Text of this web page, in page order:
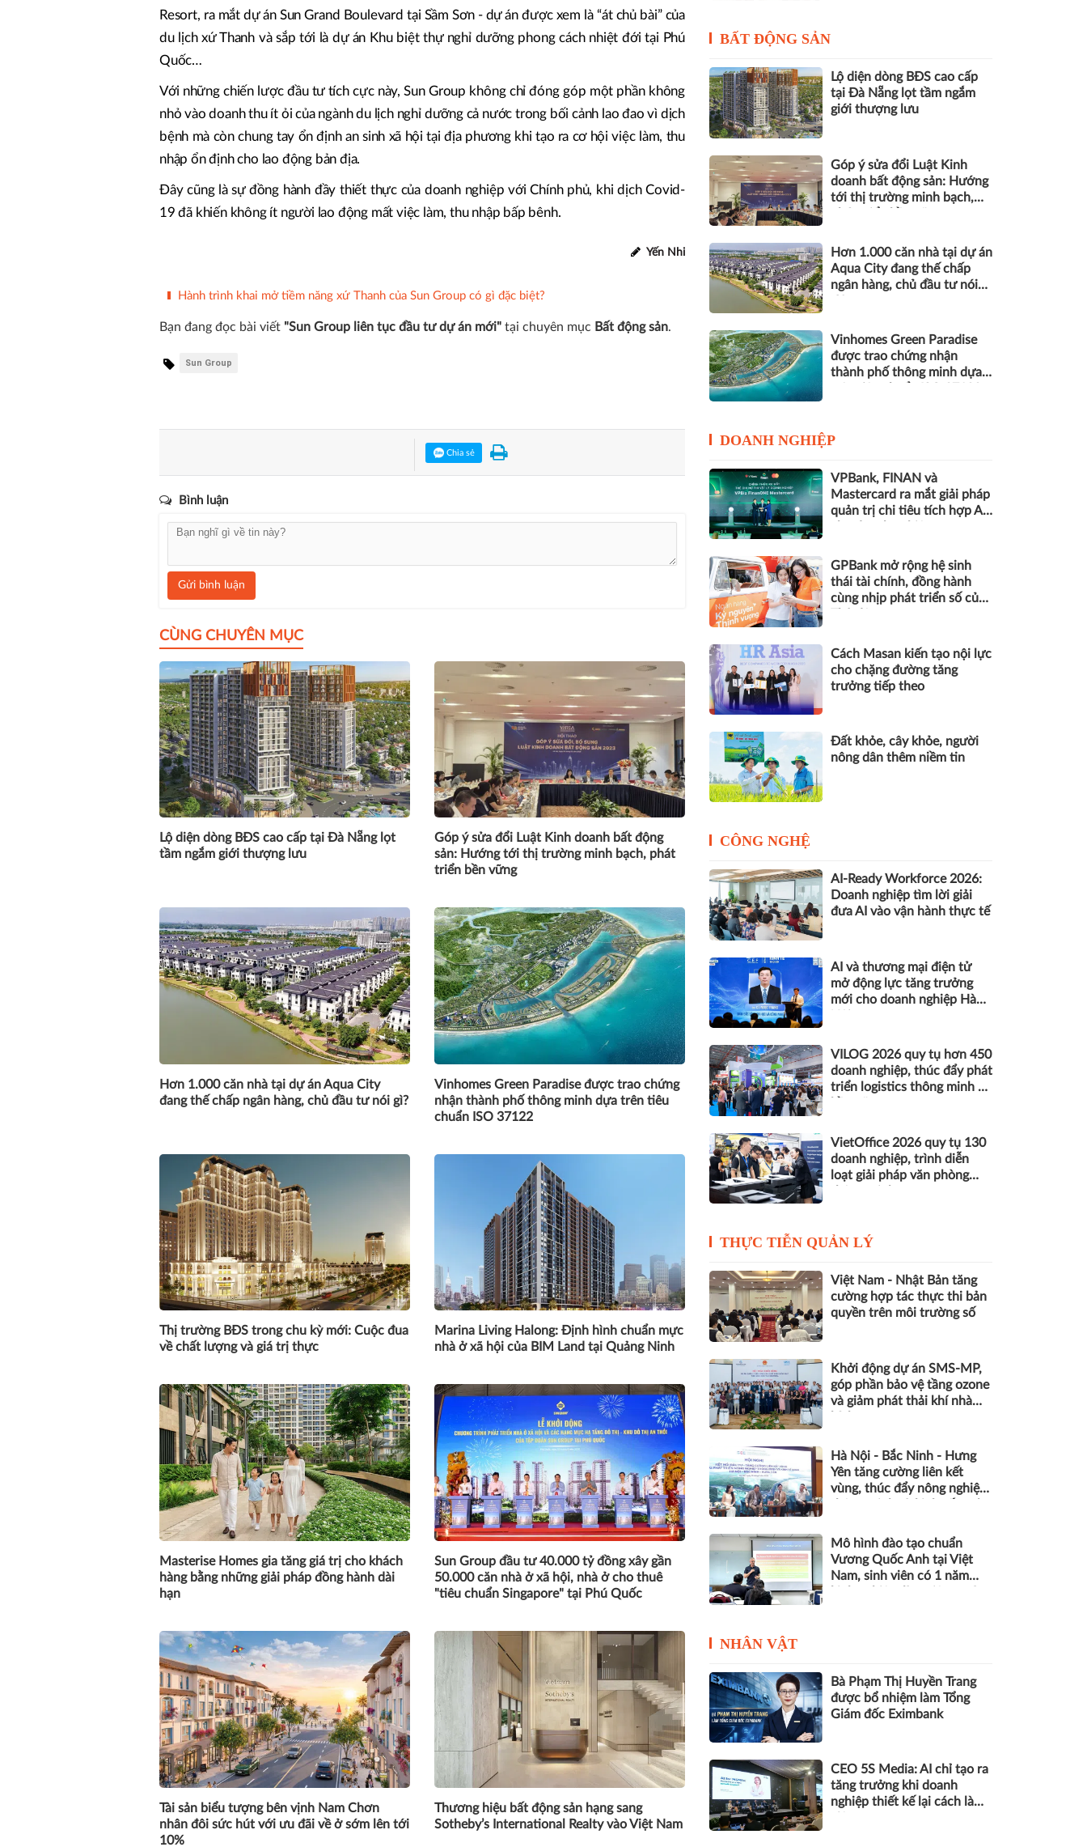
Resort, ra mắt dự án Sun Grand Boulevard tại Sầm Sơn - dự án được xem là “át chủ bài” của
du lịch xứ Thanh và sắp tới là dự án Khu biệt thự nghỉ dưỡng phong cách nhiệt đới tại Phú
Quốc…
Với những chiến lược đầu tư tích cực này, Sun Group không chỉ đóng góp một phần không
nhỏ vào doanh thu ít ỏi của ngành du lịch nghỉ dưỡng cả nước trong bối cảnh lao đao vì dịch
bệnh mà còn chung tay ổn định an sinh xã hội tại địa phương khi tạo ra cơ hội việc làm, thu
nhập ổn định cho lao động bản địa.
Đây cũng là sự đồng hành đầy thiết thực của doanh nghiệp với Chính phủ, khi dịch Covid-
19 đã khiến không ít người lao động mất việc làm, thu nhập bấp bênh.
Yến Nhi
Hành trình khai mở tiềm năng xứ Thanh của Sun Group có gì đặc biệt?
Bạn đang đọc bài viết "Sun Group liên tục đầu tư dự án mới" tại chuyên mục Bất động sản.
Sun Group
Chia sẻ
Bình luận
Gửi bình luận
CÙNG CHUYÊN MỤC
Lộ diện dòng BĐS cao cấp tại Đà Nẵng lọt
tầm ngắm giới thượng lưu
Góp ý sửa đổi Luật Kinh doanh bất động
sản: Hướng tới thị trường minh bạch, phát
triển bền vững
Hơn 1.000 căn nhà tại dự án Aqua City
đang thế chấp ngân hàng, chủ đầu tư nói gì?
Vinhomes Green Paradise được trao chứng
nhận thành phố thông minh dựa trên tiêu
chuẩn ISO 37122
Thị trường BĐS trong chu kỳ mới: Cuộc đua
về chất lượng và giá trị thực
Marina Living Halong: Định hình chuẩn mực
nhà ở xã hội của BIM Land tại Quảng Ninh
Masterise Homes gia tăng giá trị cho khách
hàng bằng những giải pháp đồng hành dài
hạn
Sun Group đầu tư 40.000 tỷ đồng xây gần
50.000 căn nhà ở xã hội, nhà ở cho thuê
"tiêu chuẩn Singapore" tại Phú Quốc
Tài sản biểu tượng bên vịnh Nam Chơn
nhân đôi sức hút với ưu đãi về ở sớm lên tới
10%
Thương hiệu bất động sản hạng sang
Sotheby’s International Realty vào Việt Nam
BẤT ĐỘNG SẢN
Lộ diện dòng BĐS cao cấp
tại Đà Nẵng lọt tầm ngắm
giới thượng lưu
Góp ý sửa đổi Luật Kinh
doanh bất động sản: Hướng
tới thị trường minh bạch,
Hơn 1.000 căn nhà tại dự án
Aqua City đang thế chấp
ngân hàng, chủ đầu tư nói
Vinhomes Green Paradise
được trao chứng nhận
thành phố thông minh dựa
DOANH NGHIỆP
VPBank, FINAN và
Mastercard ra mắt giải pháp
quản trị chi tiêu tích hợp AI
GPBank mở rộng hệ sinh
thái tài chính, đồng hành
cùng nhịp phát triển số của
Cách Masan kiến tạo nội lực
cho chặng đường tăng
trưởng tiếp theo
Đất khỏe, cây khỏe, người
nông dân thêm niềm tin
CÔNG NGHỆ
AI-Ready Workforce 2026:
Doanh nghiệp tìm lời giải
đưa AI vào vận hành thực tế
AI và thương mại điện tử
mở động lực tăng trưởng
mới cho doanh nghiệp Hà
VILOG 2026 quy tụ hơn 450
doanh nghiệp, thúc đẩy phát
triển logistics thông minh và
VietOffice 2026 quy tụ 130
doanh nghiệp, trình diễn
loạt giải pháp văn phòng
THỰC TIỄN QUẢN LÝ
Việt Nam - Nhật Bản tăng
cường hợp tác thực thi bản
quyền trên môi trường số
Khởi động dự án SMS-MP,
góp phần bảo vệ tầng ozone
và giảm phát thải khí nhà
Hà Nội - Bắc Ninh - Hưng
Yên tăng cường liên kết
vùng, thúc đẩy nông nghiệp
Mô hình đào tạo chuẩn
Vương Quốc Anh tại Việt
Nam, sinh viên có 1 năm
NHÂN VẬT
Bà Phạm Thị Huyền Trang
được bổ nhiệm làm Tổng
Giám đốc Eximbank
CEO 5S Media: AI chỉ tạo ra
tăng trưởng khi doanh
nghiệp thiết kế lại cách làm